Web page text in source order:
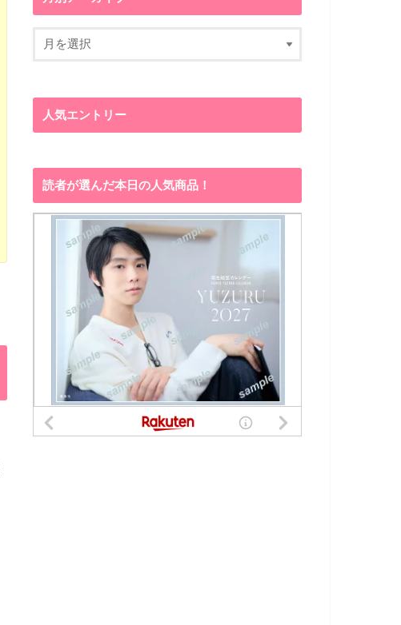
人気エントリー
読者が選んだ本日の人気商品！